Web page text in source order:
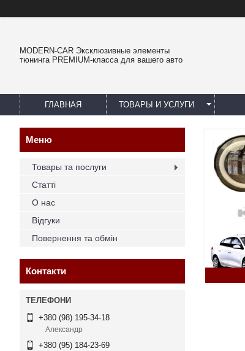
MODERN-CAR Эксклюзивные элементы
тюнинга PREMIUM-класса для вашего авто
ГЛАВНАЯ ТОВАРЫ И УСЛУГИ
Товары та послуги
Статті
О нас
Відгуки
Повернення та обмін
Контакти
+380 (98) 195-34-18
Александр
+380 (95) 184-23-69